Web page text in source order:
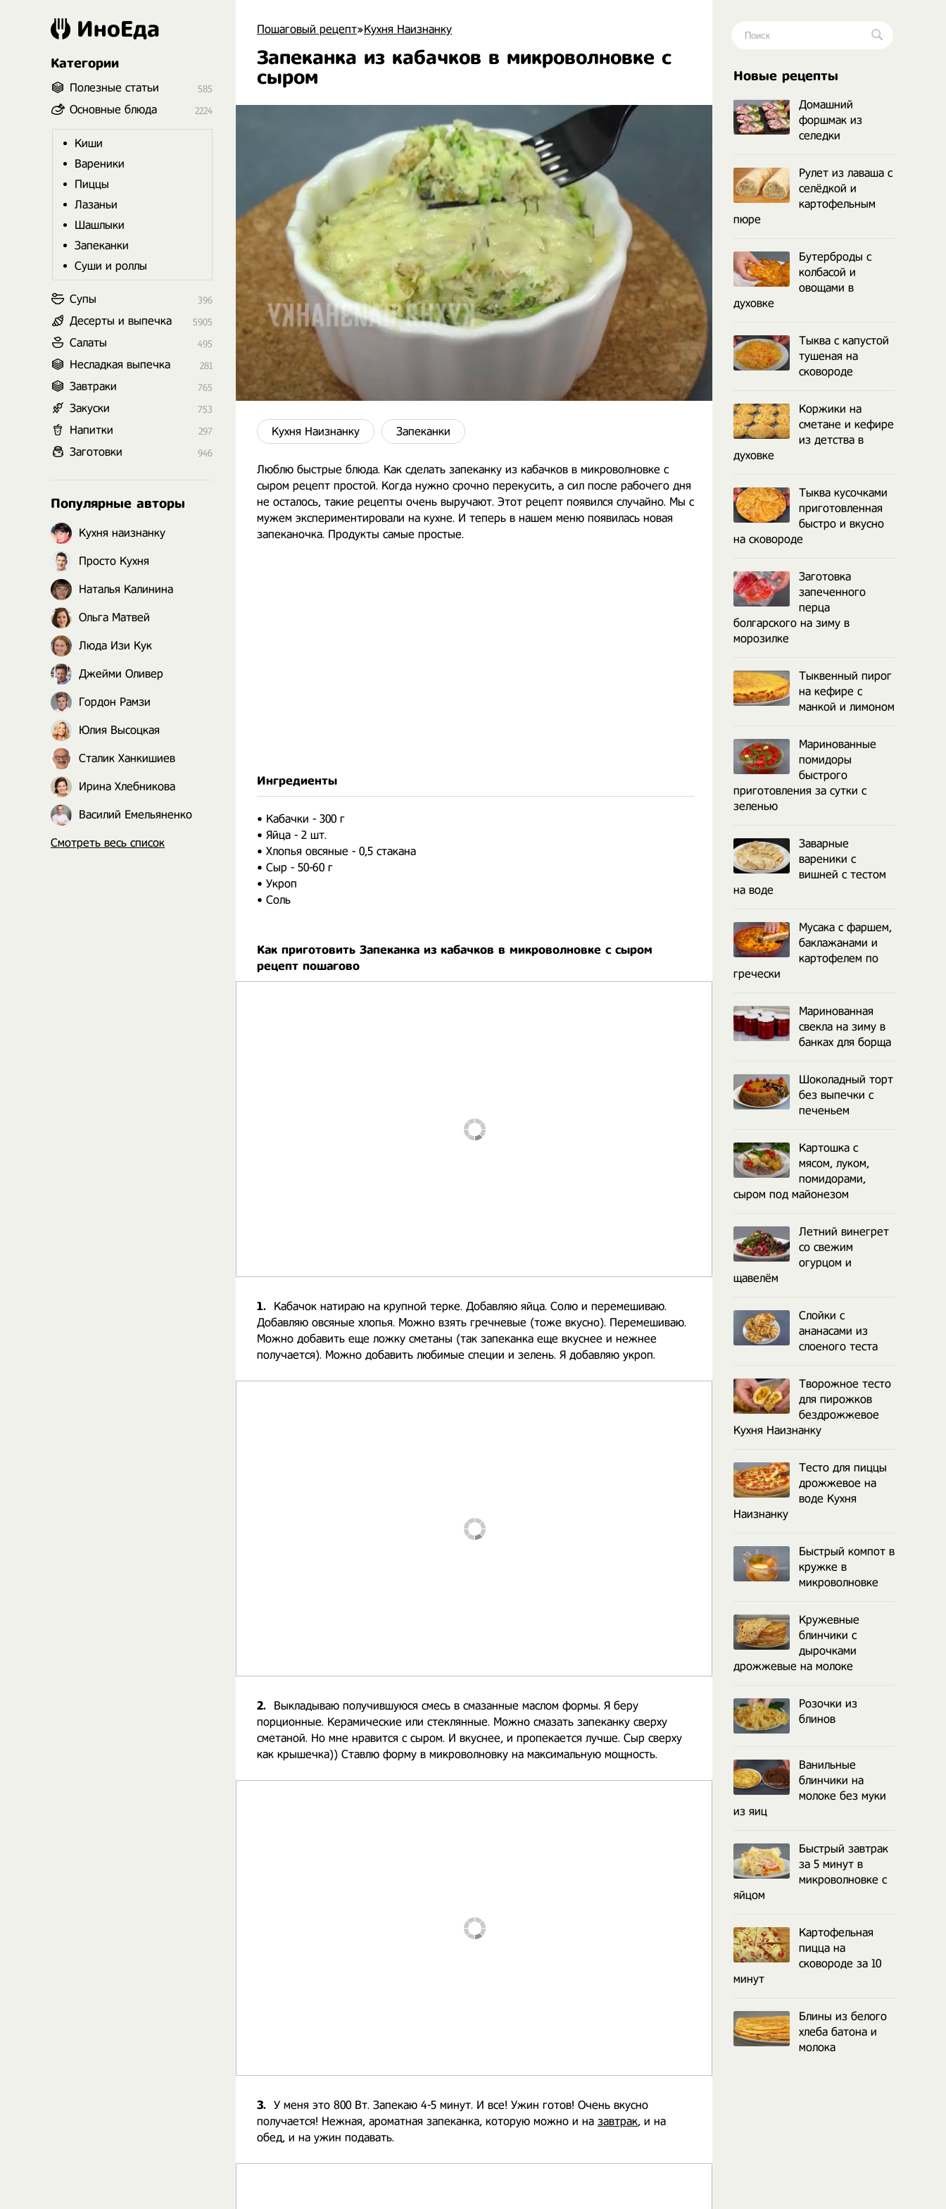
Пошаговый рецепт»Кухня Наизнанку
Запеканка из кабачков в микроволновке с
сыром
Кухня Наизнанку Запеканки
Люблю быстрые блюда. Как сделать запеканку из кабачков в микроволновке с
сыром рецепт простой. Когда нужно срочно перекусить, а сил после рабочего дня
не осталось, такие рецепты очень выручают. Этот рецепт появился случайно. Мы с
мужем экспериментировали на кухне. И теперь в нашем меню появилась новая
запеканочка. Продукты самые простые.
Ингредиенты
• Кабачки - 300 г
• Яйца - 2 шт.
• Хлопья овсяные - 0,5 стакана
• Сыр - 50-60 г
• Укроп
• Соль
Как приготовить Запеканка из кабачков в микроволновке с сыром
рецепт пошагово
1.
Кабачок натираю на крупной терке. Добавляю яйца. Солю и перемешиваю.
Добавляю овсяные хлопья. Можно взять гречневые (тоже вкусно). Перемешиваю.
Можно добавить еще ложку сметаны (так запеканка еще вкуснее и нежнее
получается). Можно добавить любимые специи и зелень. Я добавляю укроп.
2.
Выкладываю получившуюся смесь в смазанные маслом формы. Я беру
порционные. Керамические или стеклянные. Можно смазать запеканку сверху
сметаной. Но мне нравится с сыром. И вкуснее, и пропекается лучше. Сыр сверху
как крышечка)) Ставлю форму в микроволновку на максимальную мощность.
3. У меня это 800 Вт. Запекаю 4-5 минут. И все! Ужин готов! Очень вкусно
получается! Нежная, ароматная запеканка, которую можно и на завтрак, и на
обед, и на ужин подавать.
ИноЕда
Категории
Полезные статьи 585
Основные блюда 2224
Киши
Вареники
Пиццы
Лазаньи
Шашлыки
Запеканки
Суши и роллы
Супы 396
Десерты и выпечка 5905
Салаты 495
Несладкая выпечка 281
Завтраки 765
Закуски 753
Напитки 297
Заготовки 946
Популярные авторы
Кухня наизнанку
Просто Кухня
Наталья Калинина
Ольга Матвей
Люда Изи Кук
Джейми Оливер
Гордон Рамзи
Юлия Высоцкая
Сталик Ханкишиев
Ирина Хлебникова
Василий Емельяненко
Смотреть весь список
Новые рецепты
Домашний
форшмак из
селедки
Рулет из лаваша с
селёдкой и
картофельным
пюре
Бутерброды с
колбасой и
овощами в
духовке
Тыква с капустой
тушеная на
сковороде
Коржики на
сметане и кефире
из детства в
духовке
Тыква кусочками
приготовленная
быстро и вкусно
на сковороде
Заготовка
запеченного
перца
болгарского на зиму в
морозилке
Тыквенный пирог
на кефире с
манкой и лимоном
Маринованные
помидоры
быстрого
приготовления за сутки с
зеленью
Заварные
вареники с
вишней с тестом
на воде
Мусака с фаршем,
баклажанами и
картофелем по
гречески
Маринованная
свекла на зиму в
банках для борща
Шоколадный торт
без выпечки с
печеньем
Картошка с
мясом, луком,
помидорами,
сыром под майонезом
Летний винегрет
со свежим
огурцом и
щавелём
Слойки с
ананасами из
слоеного теста
Творожное тесто
для пирожков
бездрожжевое
Кухня Наизнанку
Тесто для пиццы
дрожжевое на
воде Кухня
Наизнанку
Быстрый компот в
кружке в
микроволновке
Кружевные
блинчики с
дырочками
дрожжевые на молоке
Розочки из
блинов
Ванильные
блинчики на
молоке без муки
из яиц
Быстрый завтрак
за 5 минут в
микроволновке с
яйцом
Картофельная
пицца на
сковороде за 10
минут
Блины из белого
хлеба батона и
молока